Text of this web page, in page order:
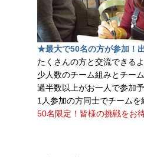
★最大で50名の方が参加！
たくさんの方と交流できる
少人数のチーム組みとチー
過半数以上がお一人で参加
1人参加の方同士でチーム
50名限定！皆様の挑戦をお